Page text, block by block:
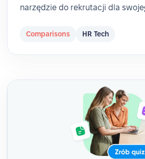
narzędzie do rekrutacji dla
Comparisons HR Tech